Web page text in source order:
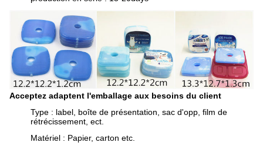
Acceptez adaptent l'emballage aux besoins du client
Type : label, boîte de présentation, sac d'opp, film de
rétrécissement, ect.
Matériel : Papier, carton etc.